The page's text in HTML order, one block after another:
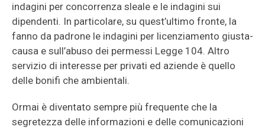
indagini per concorrenza sleale e le indagini sui
dipendenti. In particolare, su quest’ultimo fronte, la
fanno da padrone le indagini per licenziamento giusta-
causa e sull’abuso dei permessi Legge 104. Altro
servizio di interesse per privati ed aziende è quello
delle bonifi che ambientali.
Ormai è diventato sempre più frequente che la
segretezza delle informazioni e delle comunicazioni